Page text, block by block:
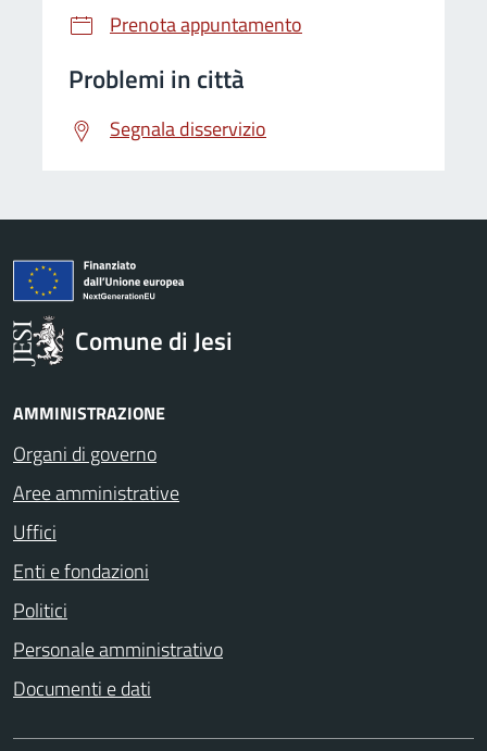
Prenota appuntamento
Problemi in città
Segnala disservizio
Comune di Jesi
AMMINISTRAZIONE
Organi di governo
Aree amministrative
Uffici
Enti e fondazioni
Politici
Personale amministrativo
Documenti e dati